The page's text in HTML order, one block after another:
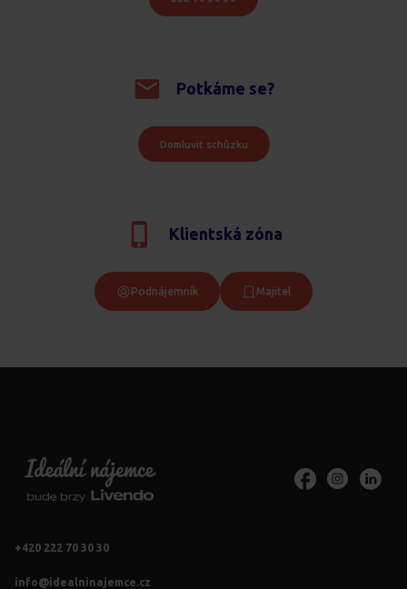
Potkáme se?
Domluvit schůzku
Klientská zóna
Podnájemník Majitel
+420 222 70 30 30
info@idealninajemce.cz